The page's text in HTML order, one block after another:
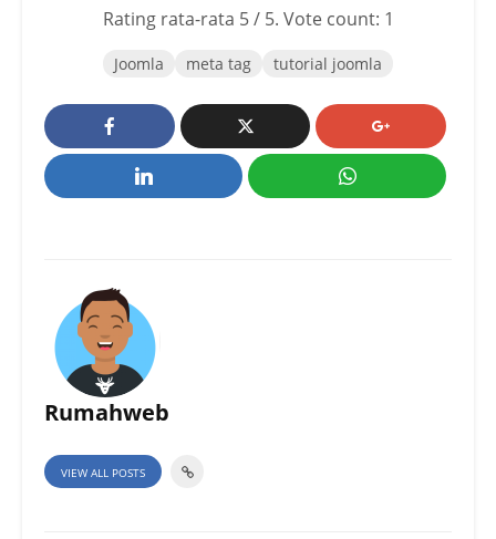
Rating rata-rata 5/ 5. Vote count: 1
Joomla meta tag tutorial joomla
Rumahweb
VIEW ALL POSTS